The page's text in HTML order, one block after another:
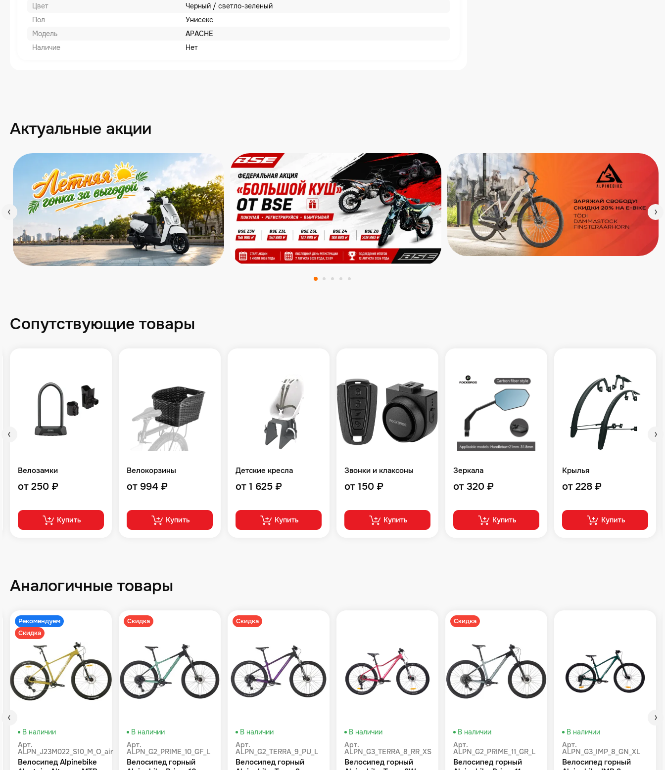
Цвет
Черный / светло-зеленый
Пол
Унисекс
Модель
APACHE
Наличие
Нет
Актуальные акции
Сопутствующие товары
Велозамки
от 250 ₽
Купить
Велокорзины
от 994 ₽
Купить
Детские кресла
от 1 625 ₽
Купить
Звонки и клаксоны
от 150 ₽
Купить
Зеркала
от 320 ₽
Купить
Крылья
от 228 ₽
Купить
Аналогичные товары
Рекомендуем
Скидка
В наличии
Арт.
ALPN_J23M022_S10_M_O_air
Велосипед Alpinebike
Скидка
В наличии
Арт.
ALPN_G2_PRIME_10_GF_L
Велосипед горный
Скидка
В наличии
Арт.
ALPN_G2_TERRA_9_PU_L
Велосипед горный
В наличии
Арт.
ALPN_G3_TERRA_8_RR_XS
Велосипед горный
Скидка
В наличии
Арт.
ALPN_G2_PRIME_11_GR_L
Велосипед горный
В наличии
Арт.
ALPN_G3_IMP_8_GN_XL
Велосипед горный